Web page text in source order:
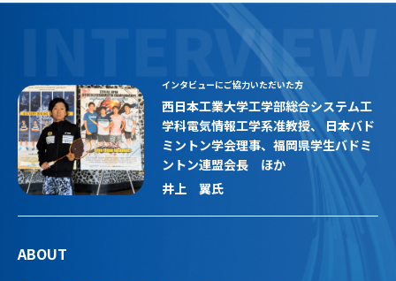
インタビューにご協力いただいた方
西日本工業大学工学部総合システム工
学科電気情報工学系准教授、 日本バド
ミントン学会理事、福岡県学生バドミ
ントン連盟会長 ほか
井上 翼氏
ABOUT